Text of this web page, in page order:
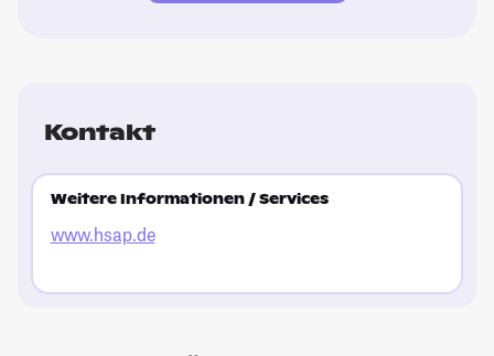
Kontakt
Weitere Informationen / Services
www.hsap.de